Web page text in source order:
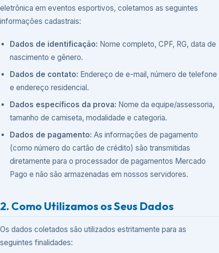
eletrônica em eventos esportivos, coletamos as seguintes
informações cadastrais:
Dados de identificação: Nome completo, CPF, RG, data de
nascimento e gênero.
Dados de contato: Endereço de e-mail, número de telefone
e endereço residencial.
Dados específicos da prova: Nome da equipe/assessoria,
tamanho de camiseta, modalidade e categoria.
Dados de pagamento: As informações de pagamento
(como número do cartão de crédito) são transmitidas
diretamente para o processador de pagamentos Mercado
Pago e não são armazenadas em nossos servidores.
2. Como Utilizamos os Seus Dados
Os dados coletados são utilizados estritamente para as
seguintes finalidades: